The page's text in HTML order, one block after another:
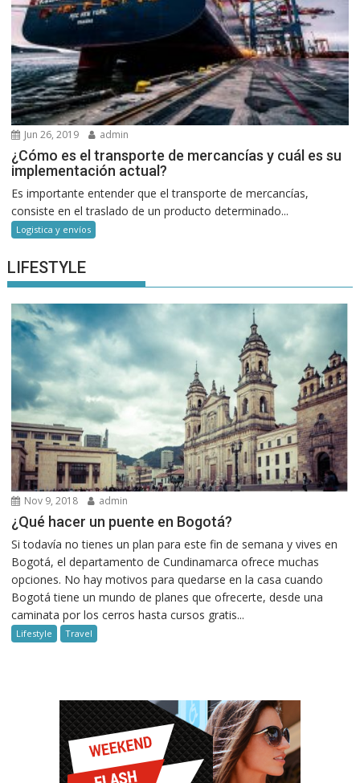
Jun 26, 2019 admin
¿Cómo es el transporte de mercancías y cuál es su
implementación actual?
Es importante entender que el transporte de mercancías,
consiste en el traslado de un producto determinado...
Logistica y envíos
LIFESTYLE
Nov 9, 2018 admin
¿Qué hacer un puente en Bogotá?
Si todavía no tienes un plan para este fin de semana y vives en
Bogotá, el departamento de Cundinamarca ofrece muchas
opciones. No hay motivos para quedarse en la casa cuando
Bogotá tiene un mundo de planes que ofrecerte, desde una
caminata por los cerros hasta cursos gratis...
Lifestyle Travel